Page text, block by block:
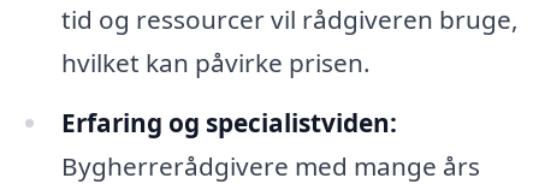
tid og ressourcer vil rådgiveren bruge,
hvilket kan påvirke prisen.
Erfaring og specialistviden:
Bygherrerådgivere med mange års